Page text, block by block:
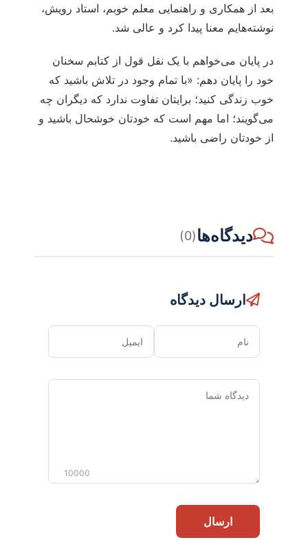
بعد از همکاری و راهنمایی معلم خوبم، استاد رویش،
نوشته‌هایم معنا پیدا کرد و عالی شد.
در پایان می‌خواهم با یک نقل قول از کتابم سخنان
خود را پایان دهم: «با تمام وجود در تلاش باشید که
خوب زندگی کنید؛ برایتان تفاوت ندارد که دیگران چه
می‌گویند؛ اما مهم است که خودتان خوشحال باشید و
از خودتان راضی باشید.
دیدگاه‌ها(0)
ارسال دیدگاه
نام ایمیل
دیدگاه
10000
ارسال